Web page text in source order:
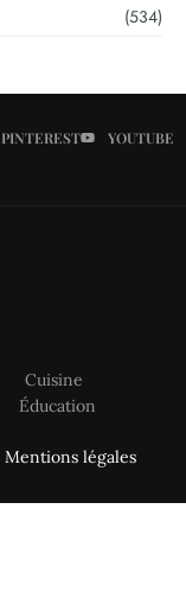
(534)
PINTEREST
YOUTUBE
Cuisine
Éducation
Mentions légales